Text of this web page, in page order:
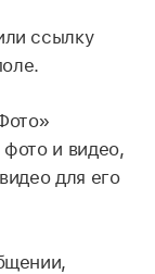
ссылку
и видео,
для его